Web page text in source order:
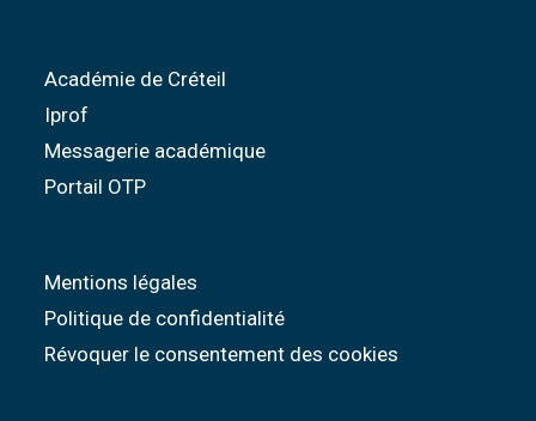
Académie de Créteil
Iprof
Messagerie académique
Portail OTP
Mentions légales
Politique de confidentialité
Révoquer le consentement des cookies